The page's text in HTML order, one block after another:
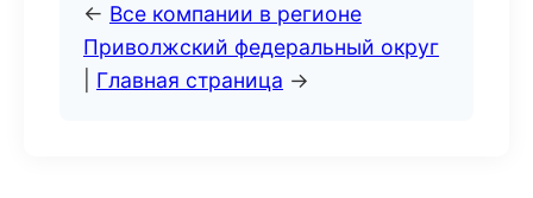
← Все компании в регионе
Приволжский федеральный округ
Главная страница →